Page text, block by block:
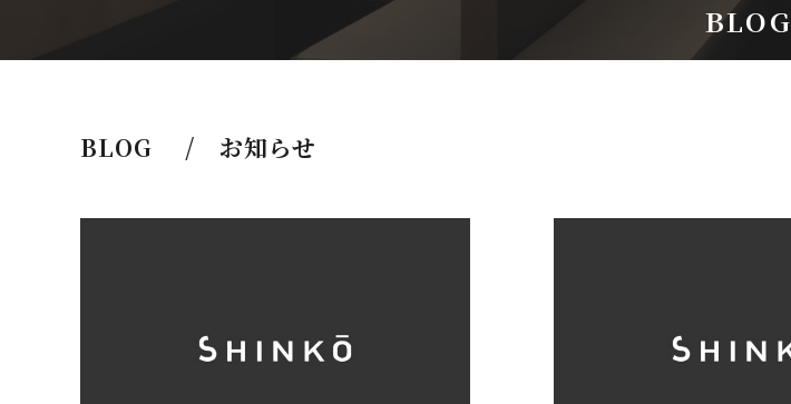
BLOG
BLOG / お知らせ